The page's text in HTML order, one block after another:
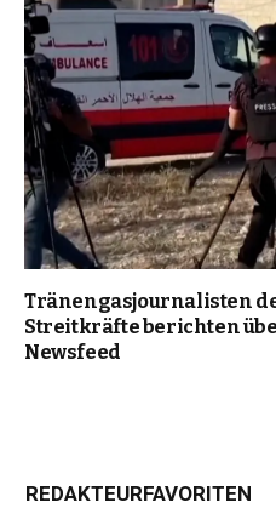
Tränengasjournalisten
Streitkräfte berichten
Newsfeed
REDAKTEURFAVORITEN